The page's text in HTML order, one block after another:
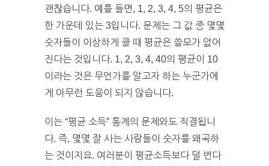
괜찮습니다. 예를 들면, 1, 2, 3, 4, 5의 평균은
한 가운데 있는 3입니다. 문제는 그 값 중 몇몇
숫자들이 이상하게 클 때 평균은 쓸모가 없어
진다는 것입니다. 1, 2, 3, 4, 40의 평균이 10
이라는 것은 무언가를 알고자 하는 누군가에
게 아무런 도움이 되지 않습니다.
이는 “평균 소득” 통계의 문제와도 직결됩니
다. 즉, 몇몇 잘 사는 사람들이 숫자를 왜곡하
는 것이지요. 여러분이 평균소득보다 덜 번다